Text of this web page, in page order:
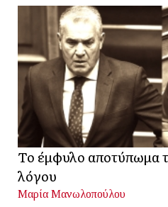
Το έμφυλο αποτύπωμα
λόγου
Μαρία Μανωλοπούλου